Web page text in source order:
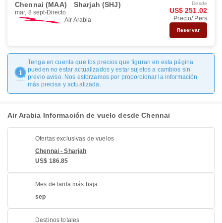
Chennai (MAA) Sharjah (SHJ)
mar, 8 sept Directo
Air Arabia
Desde
US$ 251.02
Precio/ Pers
Reservar
Tenga en cuenta que los precios que figuran en esta página
pueden no estar actualizados y estar sujetos a cambios sin
previo aviso. Nos esforzamos por proporcionar la información
más precisa y actualizada.
Air Arabia Información de vuelo desde Chennai
Ofertas exclusivas de vuelos
Chennai - Sharjah
US$ 186.85
Mes de tarifa más baja
sep
Destinos totales